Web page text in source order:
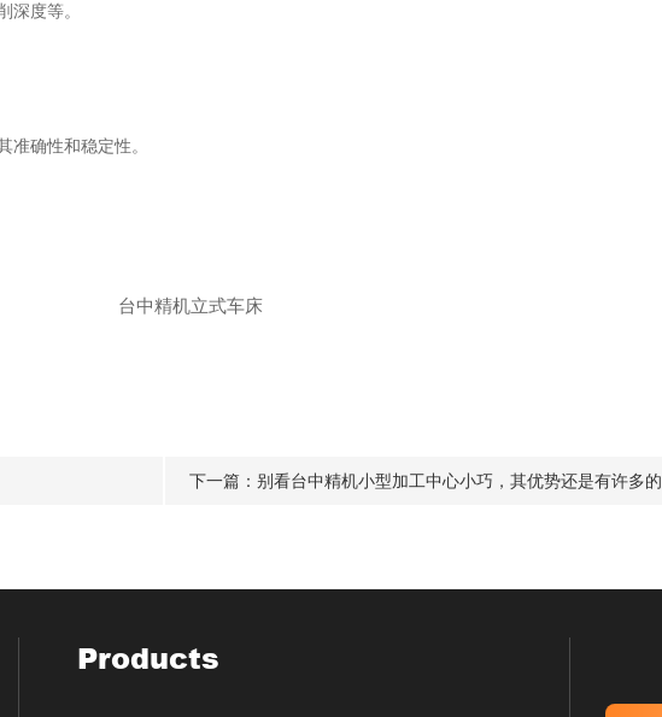
度等。
确性和稳定性。
下一篇： 别看台中精机小型加工中心小巧，其优势还是有许多的
Products